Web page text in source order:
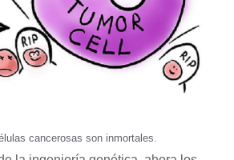
cancerosas son inmortales.